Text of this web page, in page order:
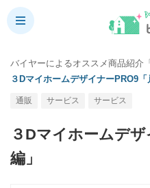
バイヤーによるオススメ商品紹介
３DマイホームデザイナーPRO9「
通販 サービス サービス
３Dマイホームデ
編」